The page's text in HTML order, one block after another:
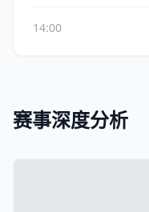
14:00
赛事深度分析